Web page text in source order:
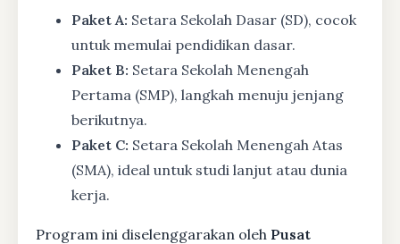
Paket A: Setara Sekolah Dasar (SD), cocok
untuk memulai pendidikan dasar.
Paket B: Setara Sekolah Menengah
Pertama (SMP), langkah menuju jenjang
berikutnya.
Paket C: Setara Sekolah Menengah Atas
(SMA), ideal untuk studi lanjut atau dunia
kerja.
Program ini diselenggarakan oleh Pusat